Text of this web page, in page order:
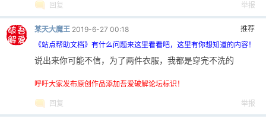
回复 举报
推荐
某天大魔王 2019-6-27 00:18
《站点帮助文档》有什么问题来这里看看吧，这里有你想知道的内容！
说出来你可能不信，为了两件衣服，我都是穿完不洗的
呼吁大家发布原创作品添加吾爱破解论坛标识！
回复 举报